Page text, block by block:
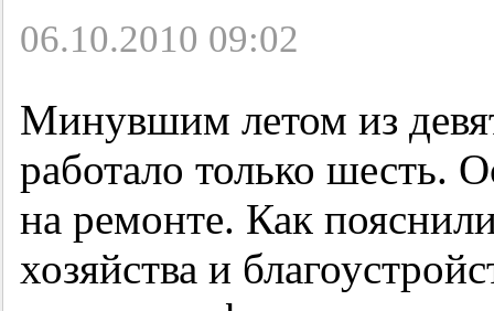
06.10.2010 09:02
Минувшим летом из
работало только шесть.
на ремонте. Как
хозяйства и